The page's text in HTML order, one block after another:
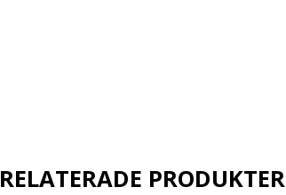
RELATERADE PRODUKTER